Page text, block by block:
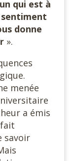
qui est à
sentiment
donne
».
menée
a émis
savoir